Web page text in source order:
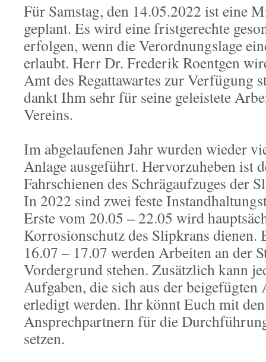
Für Samstag, den 14.05.2022 ist eine
geplant. Es wird eine fristgerechte
erfolgen, wenn die Verordnungslage
erlaubt. Herr Dr. Frederik Roentgen
Amt des Regattawartes zur Verfügung
dankt Ihm sehr für seine geleistete
Vereins.
Im abgelaufenen Jahr wurden wieder
Anlage ausgeführt. Hervorzuheben ist
Fahrschienen des Schrägaufzuges der
In 2022 sind zwei feste
Erste vom 20.05 – 22.05 wird
Korrosionschutz des Slipkrans dienen.
16.07 – 17.07 werden Arbeiten an der
Vordergrund stehen. Zusätzlich kann
Aufgaben, die sich aus der beigefügten
erledigt werden. Ihr könnt Euch mit
Ansprechpartnern für die
setzen.